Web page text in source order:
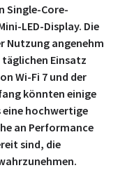
Single-Core-
LED-Display. Die
Nutzung angenehm
Einsatz
Wi-Fi 7 und der
könnten einige
eine hochwertige
an Performance
sind, die